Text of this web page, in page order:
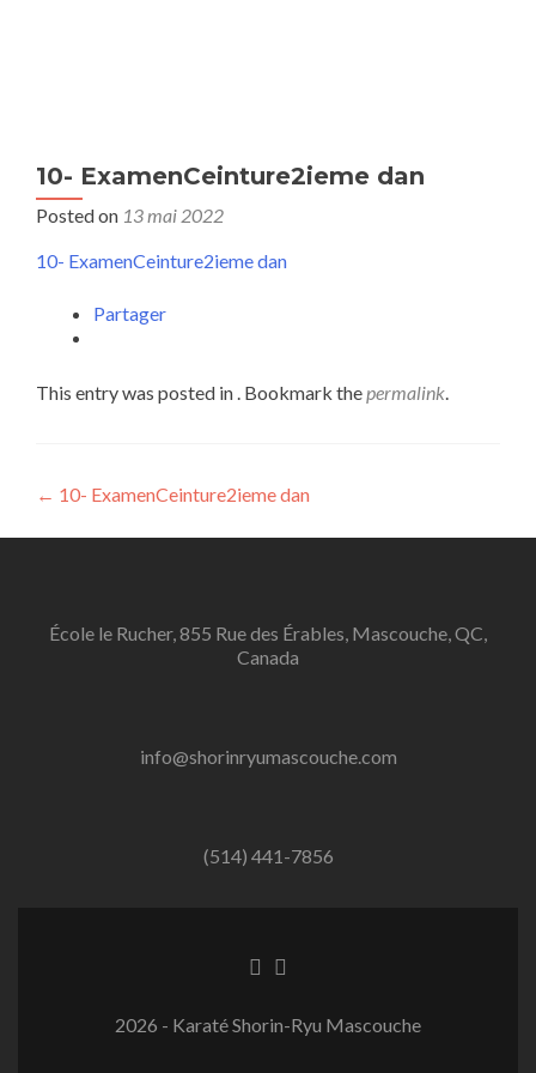
10- ExamenCeinture2ieme dan
Posted on 13 mai 2022
10- ExamenCeinture2ieme dan
Partager
This entry was posted in . Bookmark thepermalink.
Post
navigation
← 10- ExamenCeinture2ieme dan
École le Rucher, 855 Rue des Érables, Mascouche, QC,
Canada
info@shorinryumascouche.com
(514) 441-7856
2026 - Karaté Shorin-Ryu Mascouche